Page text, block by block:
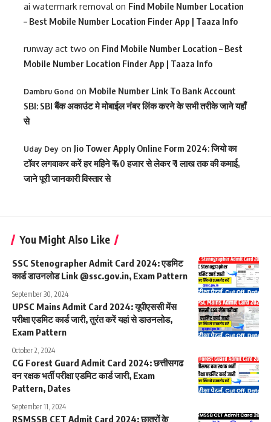
ai watermark removalon Find Mobile Number Location
– Best Mobile Number Location Finder App | Taaza Info
runway act two on Find Mobile Number Location – Best
Mobile Number Location Finder App | Taaza Info
Dambru Gond on Mobile Number Link To Bank Account
SBI: SBI बैंक अकाउंट मे मोबाईल नंबर लिंक करने के सभी तरीके जाने यहाँ
से
Uday Dey on Jio Tower Apply Online Form 2024: जियो का
टॉवर लगवाकर करें हर महिने ₹ 40 हजार से लेकर ₹ 1 लाख तक की कमाई,
जाने पूरी जानकारी विस्तार से
You Might Also Like
SSC Stenographer Admit Card 2024: एडमिट
कार्ड डाउनलोड Link @ssc.gov.in, Exam Pattern
September 30, 2024
UPSC Mains Admit Card 2024: यूपीएससी मेंस
परीक्षा एडमिट कार्ड जारी, तुरंत करें यहां से डाउनलोड,
Exam Pattern
October 2, 2024
CG Forest Guard Admit Card 2024: छत्तीसगढ
वन रक्षक भर्ती परीक्षा एडमिट कार्ड जारी, Exam
Pattern, Dates
September 11, 2024
RSMSSB CET Admit Card 2024: छात्रों के